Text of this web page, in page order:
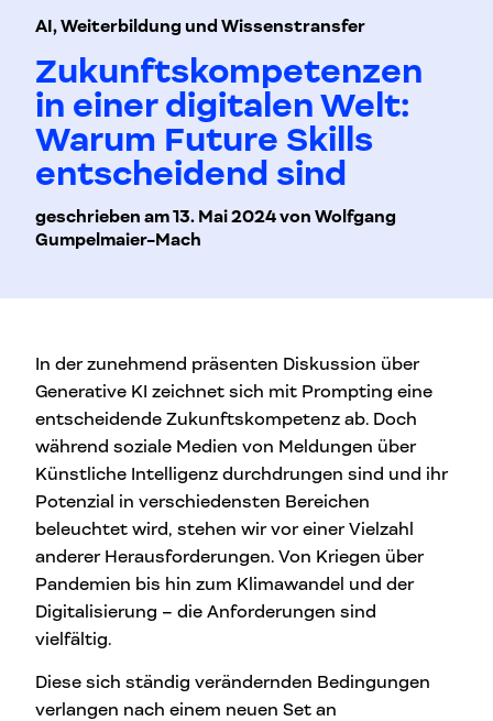
AI, Weiterbildung und Wissenstransfer
Zukunftskompetenzen
in einer digitalen Welt:
Warum Future Skills
entscheidend sind
geschrieben am 13. Mai 2024 von Wolfgang
Gumpelmaier-Mach
In der zunehmend präsenten Diskussion über
Generative KI zeichnet sich mit Prompting eine
entscheidende Zukunftskompetenz ab. Doch
während soziale Medien von Meldungen über
Künstliche Intelligenz durchdrungen sind und ihr
Potenzial in verschiedensten Bereichen
beleuchtet wird, stehen wir vor einer Vielzahl
anderer Herausforderungen. Von Kriegen über
Pandemien bis hin zum Klimawandel und der
Digitalisierung – die Anforderungen sind
vielfältig.
Diese sich ständig verändernden Bedingungen
verlangen nach einem neuen Set an